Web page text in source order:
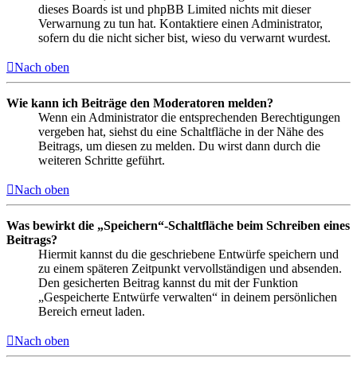
dieses Boards ist und phpBB Limited nichts mit dieser
Verwarnung zu tun hat. Kontaktiere einen Administrator,
sofern du die nicht sicher bist, wieso du verwarnt wurdest.
Nach oben
Wie kann ich Beiträge den Moderatoren melden?
Wenn ein Administrator die entsprechenden Berechtigungen
vergeben hat, siehst du eine Schaltfläche in der Nähe des
Beitrags, um diesen zu melden. Du wirst dann durch die
weiteren Schritte geführt.
Nach oben
Was bewirkt die „Speichern“-Schaltfläche beim Schreiben eines
Beitrags?
Hiermit kannst du die geschriebene Entwürfe speichern und
zu einem späteren Zeitpunkt vervollständigen und absenden.
Den gesicherten Beitrag kannst du mit der Funktion
„Gespeicherte Entwürfe verwalten“ in deinem persönlichen
Bereich erneut laden.
Nach oben